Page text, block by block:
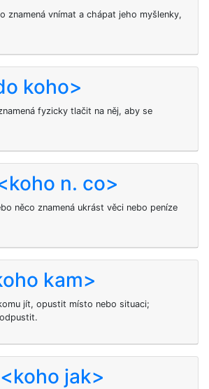
znamená vnímat a chápat jeho myšlenky,
koho>
fyzicky tlačit na něj, aby se
n. co>
něco znamená ukrást věci nebo peníze
kam>
jít, opustit místo nebo situaci;
jak>